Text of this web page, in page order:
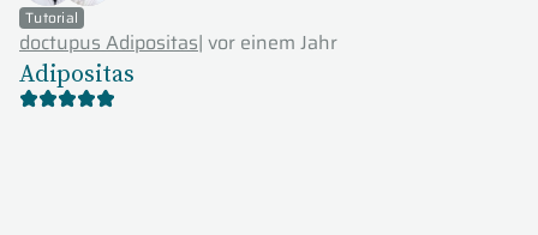
Tutorial
doctupus Adipositas| vor einem Jahr
Adipositas